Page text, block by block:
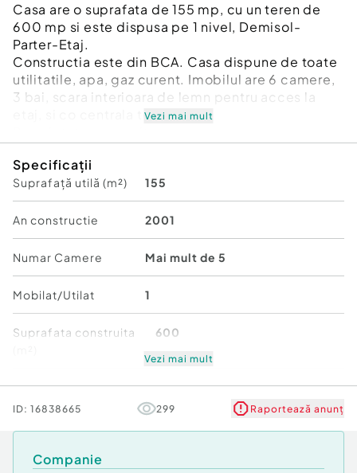
Casa are o suprafata de 155 mp, cu un teren de
600 mp si este dispusa pe 1 nivel, Demisol-
Parter-Etaj.
Constructia este din BCA. Casa dispune de toate
utilitatile, apa, gaz curent. Imobilul are 6 camere,
3 bai, scara interioara de lemn pentru acces la
etaj, si co centrala termica.
Id intern: P172250
Număr niveluri imobil:1
Număr Băi:3
Curent
Apă
Canalizare
Gaz
Vezi mai mult
Specificații
Suprafață utilă (m²) 155
An constructie 2001
Numar Camere Mai mult de 5
Mobilat/Utilat 1
Suprafata construita
600
Număr niveluri imobil 1
Vezi mai mult
ID: 16838665 299 Raportează anunț
Companie